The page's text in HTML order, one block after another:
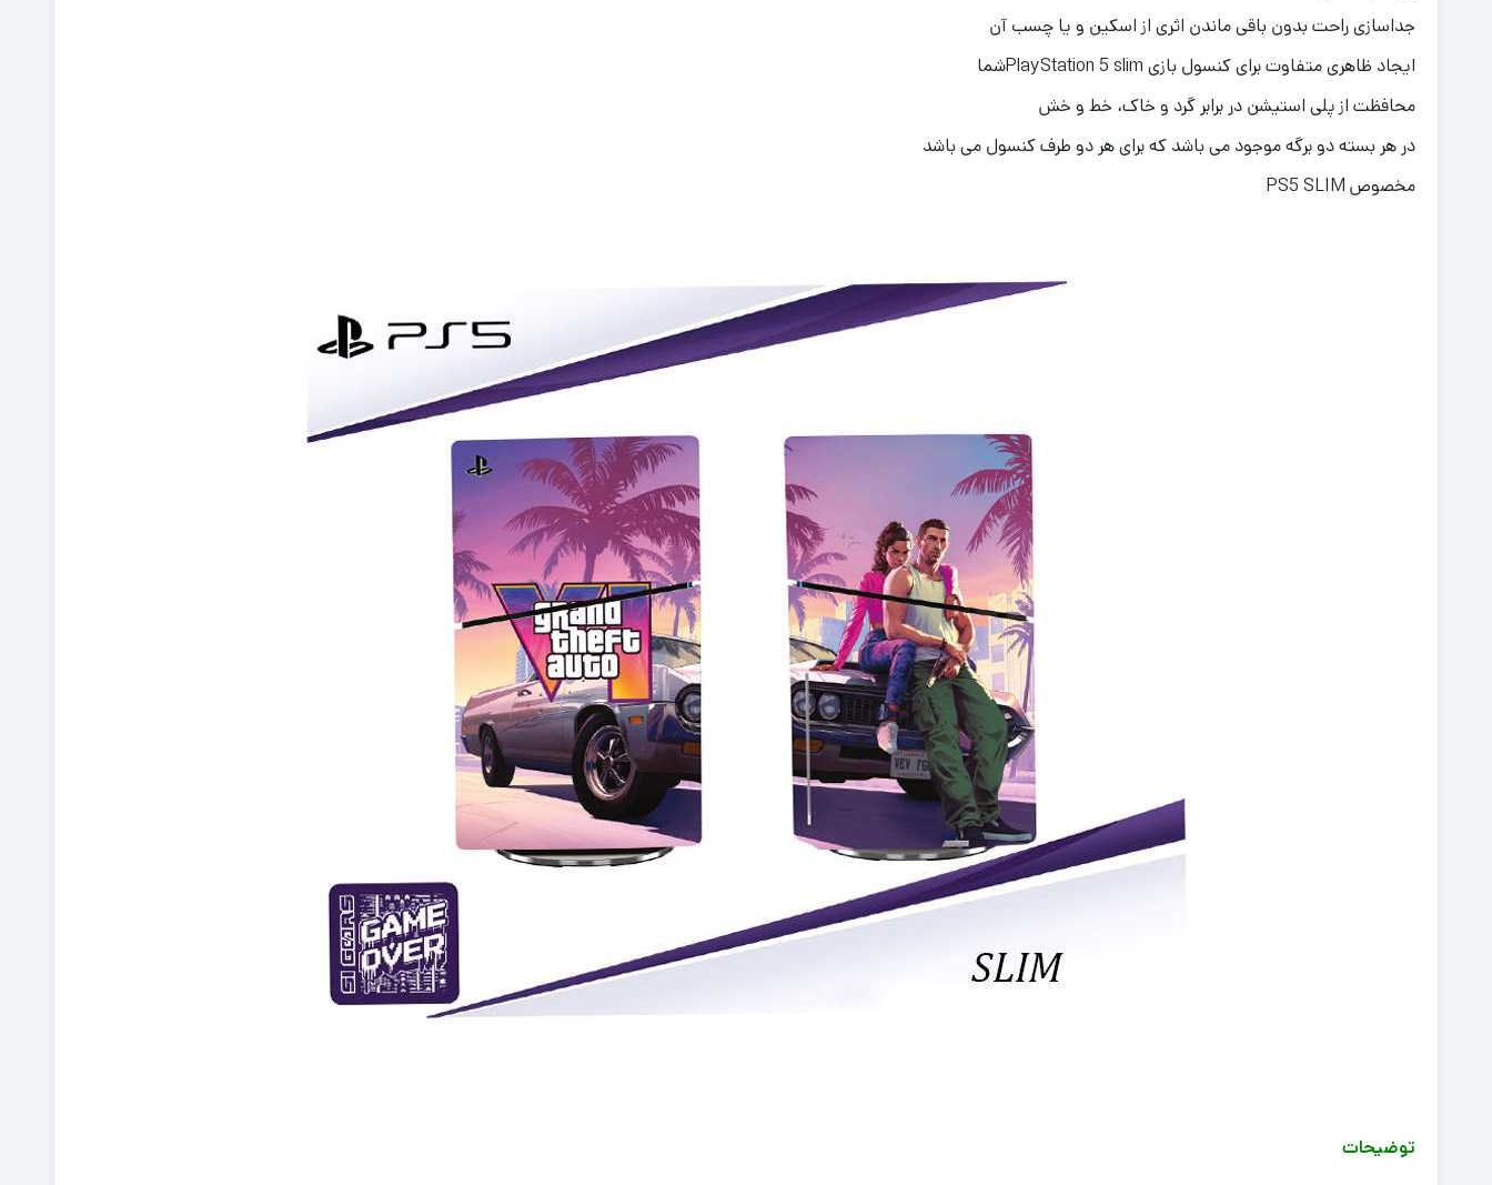
جداسازی راحت بدون باقی ماندن اثری از اسکین و یا چسب آن
ایجاد ظاهری متفاوت برای کنسول بازی PlayStation 5 slimشما
محافظت از پلی استیشن در برابر گرد و خاک، خط و خش
در هر بسته دو برگه موجود می باشد که برای هر دو طرف کنسول می باشد
مخصوص PS5 SLIM
توضیحات